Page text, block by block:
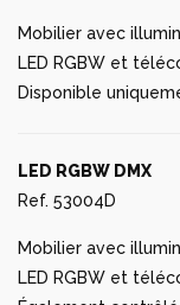
Mobilier avec
LED RGBW et
Disponible
LED RGBW DMX
Ref. 53004D
Mobilier avec
LED RGBW et